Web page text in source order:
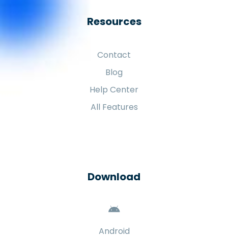
Resources
Contact
Blog
Help Center
All Features
Download
Android